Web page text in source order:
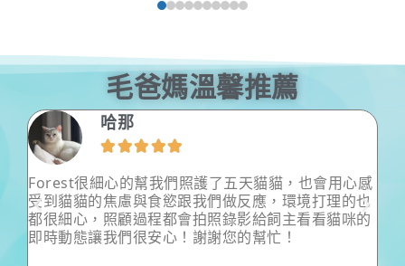
毛爸媽溫馨推薦
哈那

Forest很細心的幫我們照護了五天貓貓，也會用心感
受到貓貓的焦慮與食慾跟我們做反應，環境打理的也
都很細心，照顧過程都會拍照錄影給飼主看看貓咪的
即時動態讓我們很安心！謝謝您的幫忙！